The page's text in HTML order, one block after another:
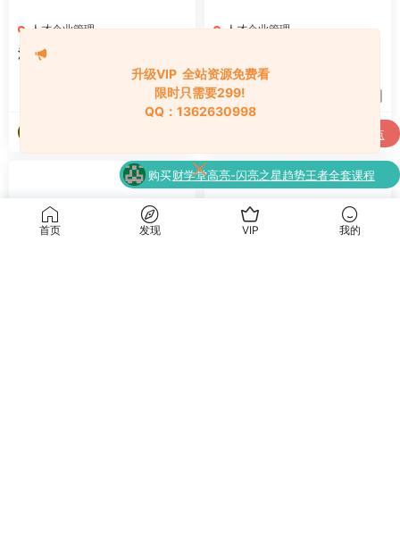
人才企业管理
泥森的职场认知精品班课程
9.9
人才企业管理
学即用，成为一个真正的绩效
激励专家
2026-02-28
首页 发现 VIP 我的
升级VIP 全站资源免费看
限时只需要299!
QQ：1362630998
了
（指标+日报+小班课）
升级了 终身VIP
升级了 终身VIP